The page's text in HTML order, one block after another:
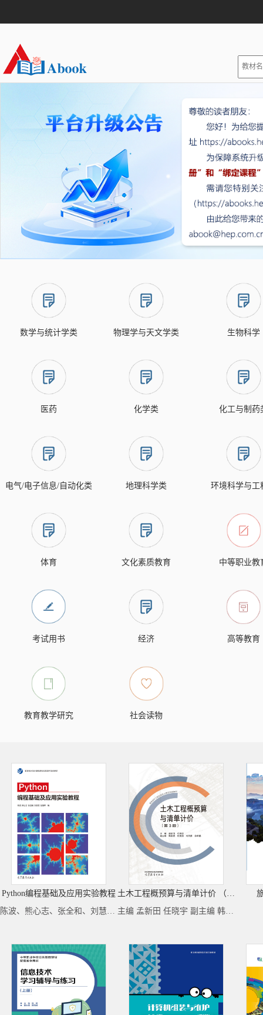
数学与统计学类 物理学与天文学类 生物科学
医药 化学类 化工与制药
电气/电子信息/自动化类 地理科学类 环境科学与工
体育 文化素质教育 中等职业教
考试用书 经济 高等教育
教育教学研究 社会读物
Python编程基础及应用实验教程
陈波、熊心志、张全和、刘慧君、赵恒军
土木工程概预算与清单计价 （第3版）
主编 孟新田 任晓宇 副主编 韩英爱 何美丽 刘灵勇 徐希鹏